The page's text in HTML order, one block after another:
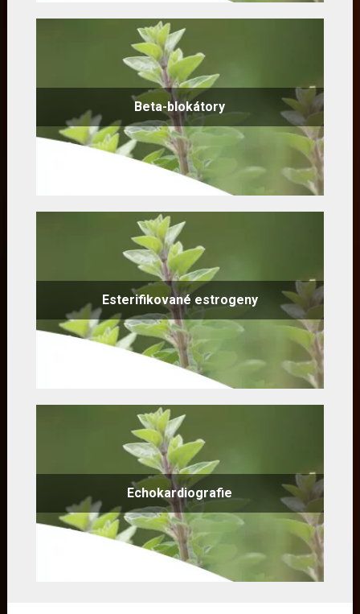
Beta-blokátory
Esterifikované estrogeny
Echokardiografie